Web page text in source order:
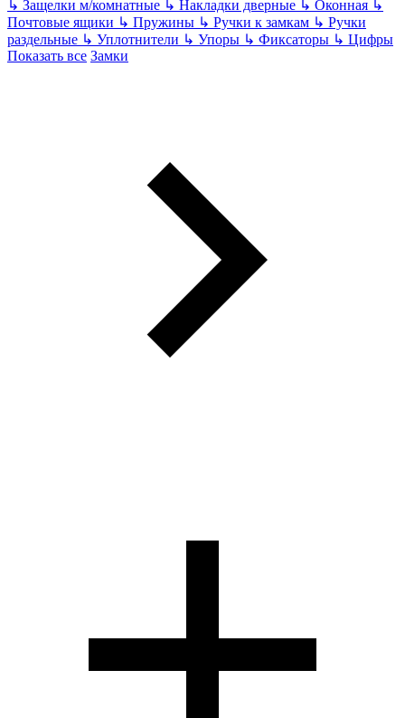
↳ Защелки м/комнатные ↳ Накладки дверные ↳ Оконная ↳
Почтовые ящики ↳ Пружины ↳ Ручки к замкам ↳ Ручки
раздельные ↳ Уплотнители ↳ Упоры ↳ Фиксаторы ↳ Цифры
Показать все Замки